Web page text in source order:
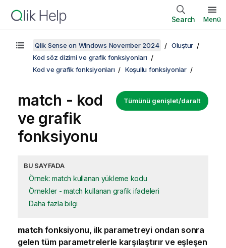
Search Menü
Qlik Sense on Windows November 2024
Oluştur
Kod söz dizimi ve grafik fonksiyonları
Kod ve grafik fonksiyonları
Koşullu fonksiyonlar
Tümünü genişlet/daralt
match - kod
ve grafik
fonksiyonu
BU SAYFADA
Örnek: match kullanan yükleme kodu
Örnekler - match kullanan grafik ifadeleri
Daha fazla bilgi
matchfonksiyonu, ilk parametreyi ondan sonra
gelen tüm parametrelerle karşılaştırır ve eşleşen